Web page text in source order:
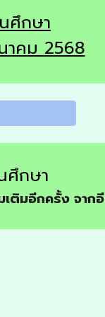
ศึกษา
าคม 2568
ศึกษา
ติมอีกครั้ง จาก